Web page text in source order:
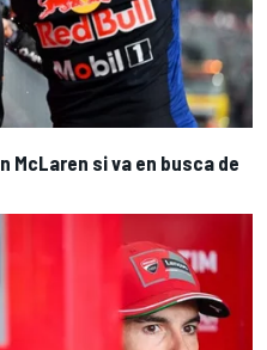
McLaren si va en busca de